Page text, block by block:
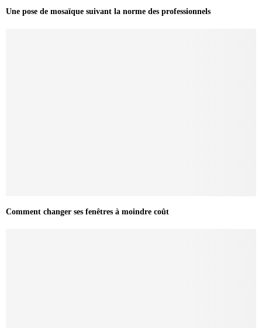
Une pose de mosaïque suivant la norme des professionnels
Comment changer ses fenêtres à moindre coût